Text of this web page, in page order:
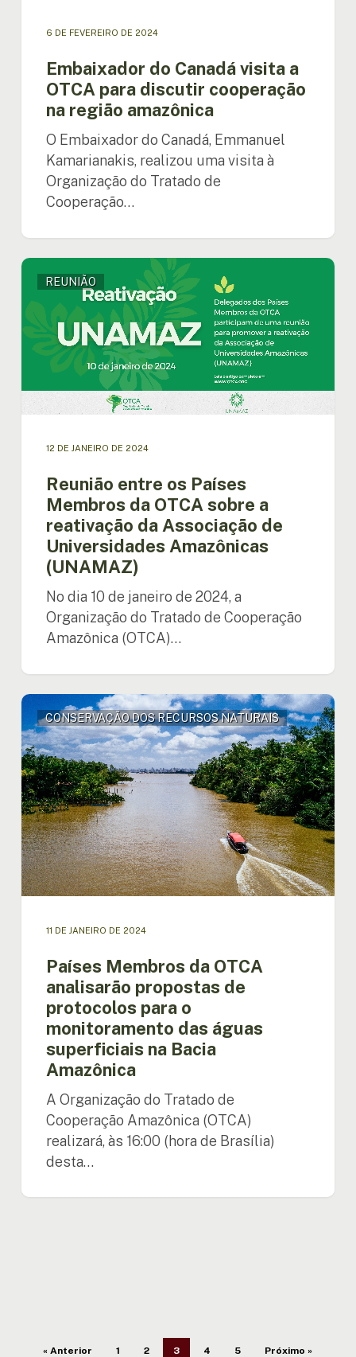
amazônica
6 DE FEVEREIRO DE 2024
Embaixador do Canadá visita a
OTCA para discutir cooperação
na região amazônica
O Embaixador do Canadá, Emmanuel
Kamarianakis, realizou uma visita à
Organização do Tratado de
Cooperação…
Reunião
entre
os
Países
Membros
da
OTCA
sobre
Universidades
Amazônicas
(UNAMAZ)
REUNIÃO
12 DE JANEIRO DE 2024
Reunião entre os Países
Membros da OTCA sobre a
reativação da Associação de
Universidades Amazônicas
(UNAMAZ)
No dia 10 de janeiro de 2024, a
Organização do Tratado de Cooperação
Amazônica (OTCA)…
Países
Membros
da
OTCA
analisarão
propostas
de
protocolos
para
o
monitoramento
das
superficiais
Bacia
Amazônica
CONSERVAÇÃO DOS RECURSOS NATURAIS
11 DE JANEIRO DE 2024
Países Membros da OTCA
analisarão propostas de
protocolos para o
monitoramento das águas
superficiais na Bacia
Amazônica
A Organização do Tratado de
Cooperação Amazônica (OTCA)
realizará, às 16:00 (hora de Brasília)
desta…
« Anterior 1 2 3 4 5 Próximo »